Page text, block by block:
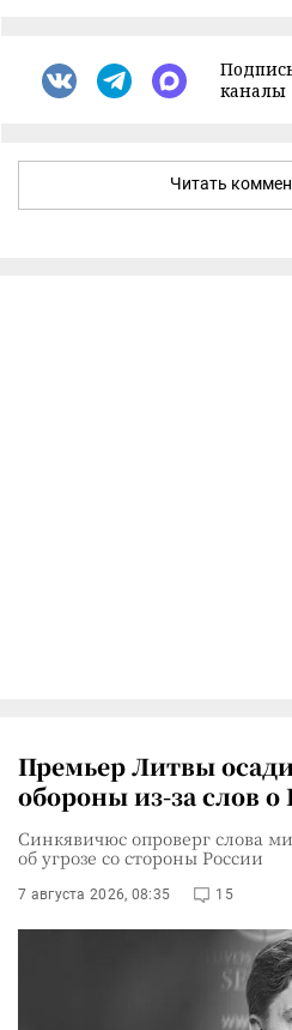
каналы
Читать
Премьер Литвы
обороны из-за слов о
Синкявичюс опроверг слова
об угрозе со стороны России
7 августа 2026, 08:35 15